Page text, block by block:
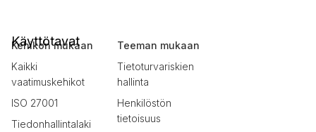
Käyttötavat
Kehikon mukaan
Kaikki
vaatimuskehikot
ISO 27001
Tiedonhallintalaki
Teeman mukaan
Tietoturvariskien
hallinta
Henkilöstön
tietoisuus